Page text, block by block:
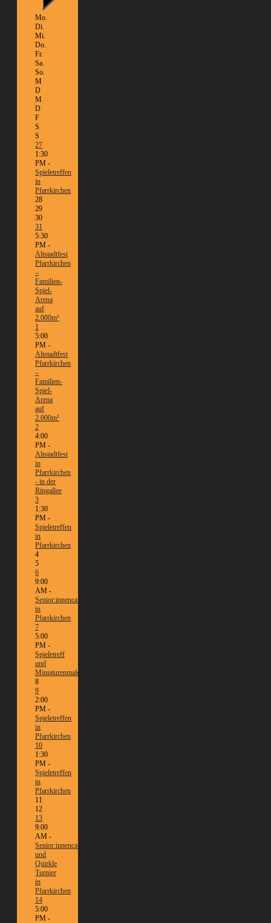
Mo.
Di.
Mi.
Do.
Fr.
Sa.
So.
M
D
M
D
F
S
S
27
1:30
PM -
Spieletreffen
in
Pfarrkirchen
28
29
30
31
5:30
PM -
Altstadtfest
Pfarrkirchen
–
Familien-
Spiel-
Arena
auf
2.000m²
1
5:00
PM -
Altstadtfest
Pfarrkirchen
–
Familien-
Spiel-
Arena
auf
2.000m²
2
4:00
PM -
Altstadtfest
in
Pfarrkirchen
- in der
Ringallee
3
1:30
PM -
Spieletreffen
in
Pfarrkirchen
4
5
6
9:00
AM -
Senior:innencafé
in
Pfarrkirchen
7
5:00
PM -
Spieletreff
und
Miniaturenmalen/Tabletop
8
9
2:00
PM -
Spieletreffen
in
Pfarrkirchen
10
1:30
PM -
Spieletreffen
in
Pfarrkirchen
11
12
13
9:00
AM -
Senior:innencafé
und
Quirkle
Turnier
in
Pfarrkirchen
14
5:00
PM -